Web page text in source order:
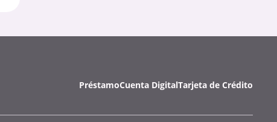
PréstamoCuenta DigitalTarjeta de Crédito